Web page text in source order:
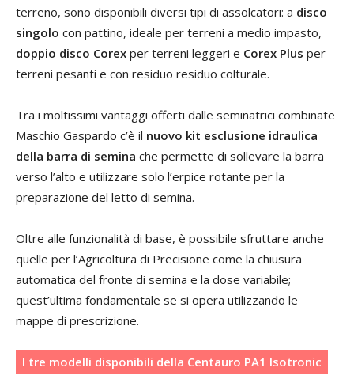
terreno, sono disponibili diversi tipi di assolcatori: a disco
singolo con pattino, ideale per terreni a medio impasto,
doppio disco Corex per terreni leggeri e Corex Plus per
terreni pesanti e con residuo residuo colturale.
Tra i moltissimi vantaggi offerti dalle seminatrici combinate
Maschio Gaspardo c’è il nuovo kit esclusione idraulica
della barra di semina che permette di sollevare la barra
verso l’alto e utilizzare solo l’erpice rotante per la
preparazione del letto di semina.
Oltre alle funzionalità di base, è possibile sfruttare anche
quelle per l’Agricoltura di Precisione come la chiusura
automatica del fronte di semina e la dose variabile;
quest’ultima fondamentale se si opera utilizzando le
mappe di prescrizione.
I tre modelli disponibili della Centauro PA1 Isotronic